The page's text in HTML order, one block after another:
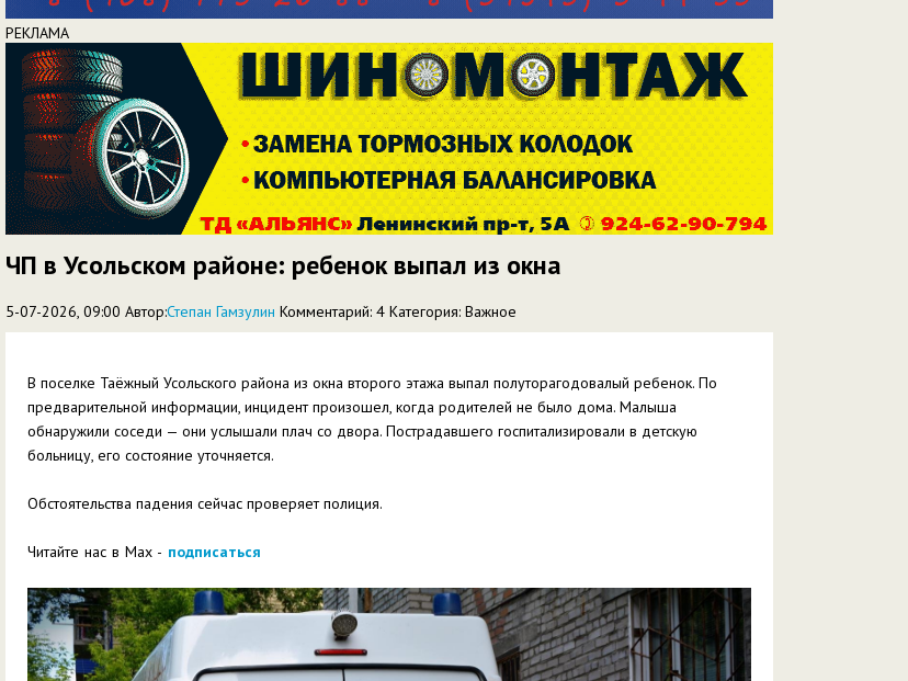
РЕКЛАМА
ЧП в Усольском районе: ребенок выпал из окна
5-07-2026, 09:00 Автор:Степан Гамзулин Комментарий: 4 Категория: Важное
В поселке Таёжный Усольского района из окна второго этажа выпал полуторагодовалый ребенок. По
предварительной информации, инцидент произошел, когда родителей не было дома. Малыша
обнаружили соседи — они услышали плач со двора. Пострадавшего госпитализировали в детскую
больницу, его состояние уточняется.
Обстоятельства падения сейчас проверяет полиция.
Читайте нас в Max - подписаться